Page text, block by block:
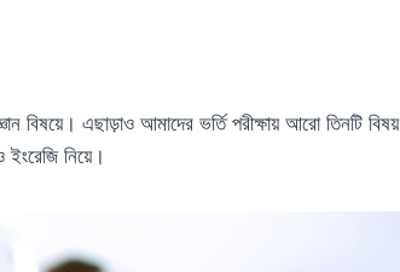
বিষয়ে। এছাড়াও আমাদের ভর্তি পরীক্ষায় আরো তিনটি বিষয়
নিয়ে।